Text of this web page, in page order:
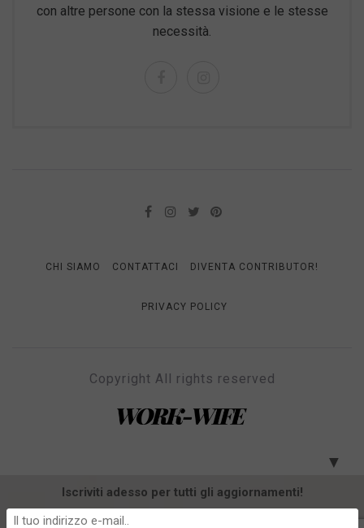
con altre persone con la stessa visione e le stesse
necessità.
CHI SIAMO CONTATTACI DIVENTA CONTRIBUTOR!
PRIVACY POLICY
Copyright All rights reserved
WORK-WIFE
▼
Iscriviti adesso per tutti gli aggiornamenti!